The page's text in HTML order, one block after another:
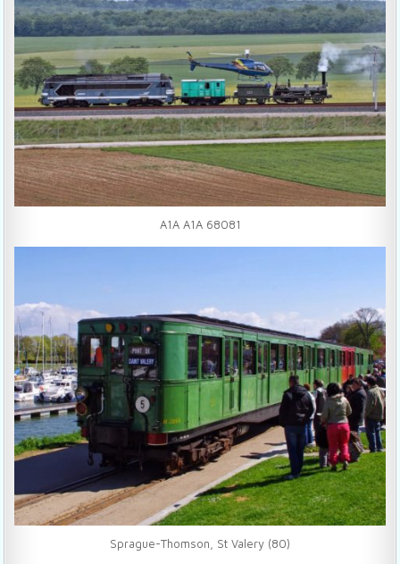
A1A A1A 68081
Sprague-Thomson, St Valery (80)